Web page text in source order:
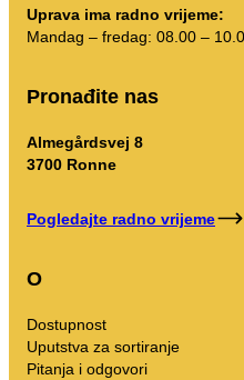
Uprava ima radno vrijeme:
Mandag – fredag: 08.00 –
Pronađite nas
Almegårdsvej 8
3700 Ronne
Pogledajte radno vrijeme
O
Dostupnost
Uputstva za sortiranje
Pitanja i odgovori